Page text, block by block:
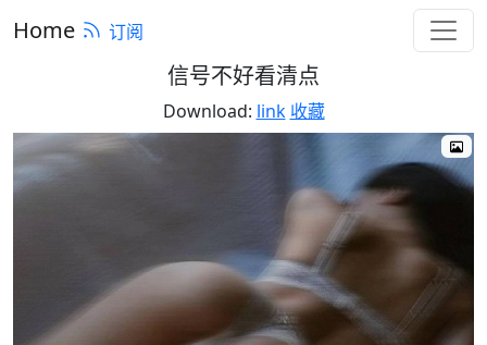
Home 订阅
信号不好看清点
Download: link 收藏